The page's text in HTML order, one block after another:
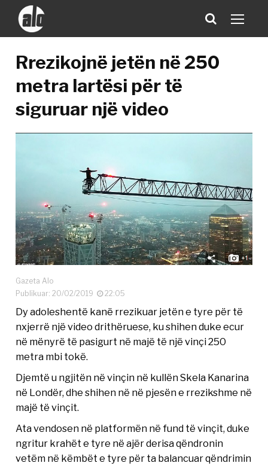
Rrezikojnë jetën në 250
metra lartësi për të
siguruar një video
Gazeta Alo
Publikuar: 20/02/2019
22:05
Dy adoleshentë kanë rrezikuar jetën e tyre për të
nxjerrë një video drithëruese, ku shihen duke ecur
në mënyrë të pasigurt në majë të një vinçi 250
metra mbi tokë.
Djemtë u ngjitën në vinçin në kullën Skela Kanarina
në Londër, dhe shihen në në pjesën e rrezikshme në
majë të vinçit.
Ata vendosen në platformën në fund të vinçit, duke
ngritur krahët e tyre në ajër derisa qëndronin
vetëm në këmbët e tyre për ta balancuar qëndrimin